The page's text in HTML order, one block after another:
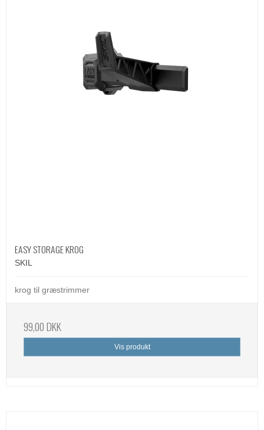
EASY STORAGE KROG
SKIL
krog til græstrimmer
99,00 DKK
Vis produkt